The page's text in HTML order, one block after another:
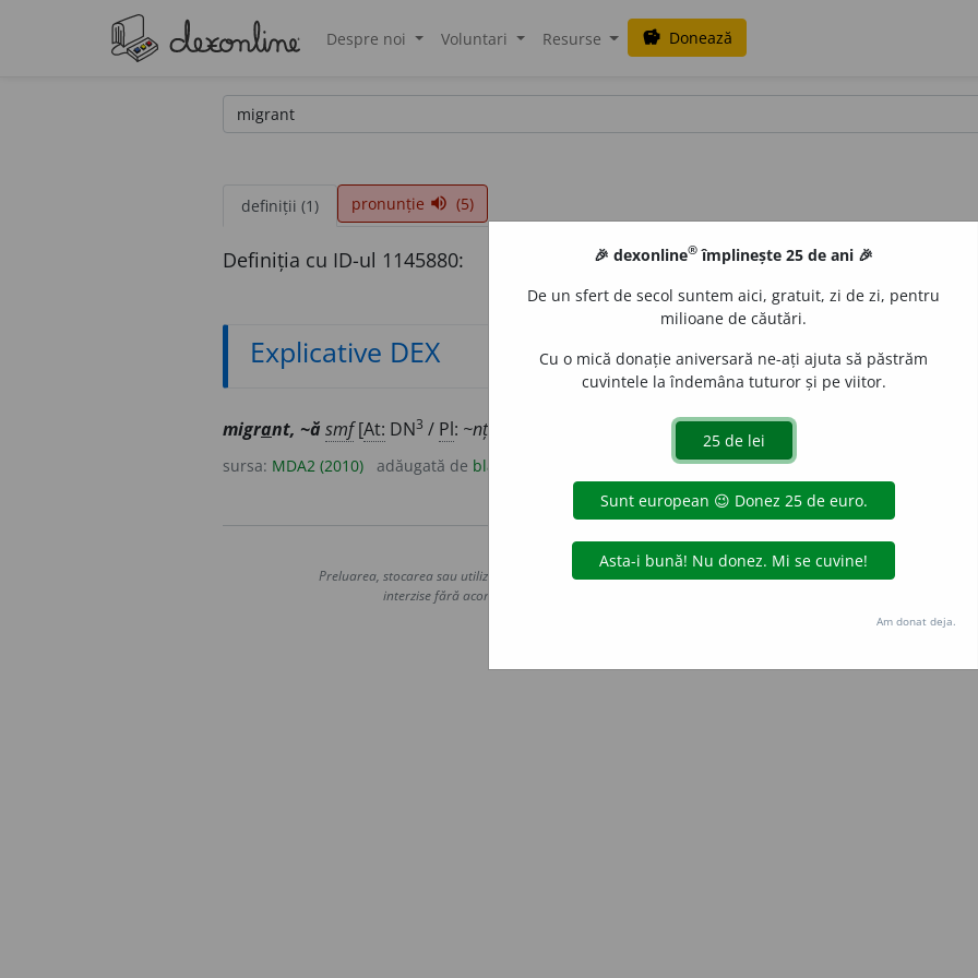
Despre noi Voluntari Resurse savings Donează
definiții (1) pronunție volume_up (5)
Definiția cu ID-ul 1145880:
Explicative DEX
migrant, ~ă smf[At: DN3 / Pl: ~nți, ~e ] Persoană care migrează.
sursa: MDA2 (2010) adăugată de blaurb.
Copyright © 2004-2026 dexonline (https://dexonline.ro)
Preluarea, stocarea sau utilizarea datelor de pe acest site, inclusiv prin orice metode de extragere automată
interzise fără acordul nostru prealabil scris, cu excepția seturilor de date oferite oficial spre utilizare
Hosterion
🎉 dexonline® împlinește 25 de ani 🎉
De un sfert de secol suntem aici, gratuit, zi de zi, pentru
milioane de căutări.
Cu o mică donație aniversară ne-ați ajuta să păstrăm
cuvintele la îndemâna tuturor și pe viitor.
Am donat deja.